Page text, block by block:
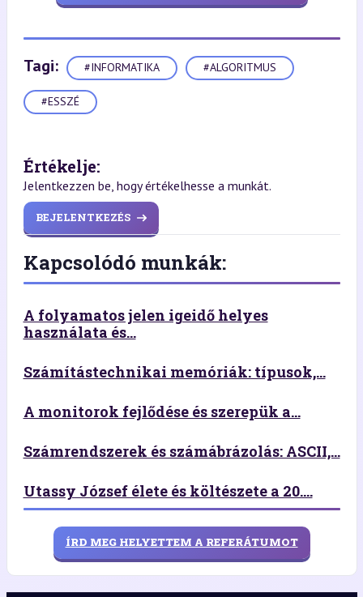
Tagi: #INFORMATIKA #ALGORITMUS
#ESSZÉ
Értékelje:
Jelentkezzen be, hogy értékelhesse a munkát.
BEJELENTKEZÉS
Kapcsolódó munkák:
A folyamatos jelen igeidő helyes
használata és...
Számítástechnikai memóriák: típusok,...
A monitorok fejlődése és szerepük a...
Számrendszerek és számábrázolás: ASCII,...
Utassy József élete és költészete a 20....
ÍRD MEG HELYETTEM A REFERÁTUMOT